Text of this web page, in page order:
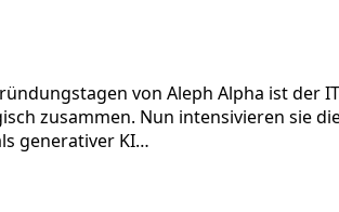
von Aleph Alpha ist der
zusammen. Nun intensivieren sie
generativer KI…